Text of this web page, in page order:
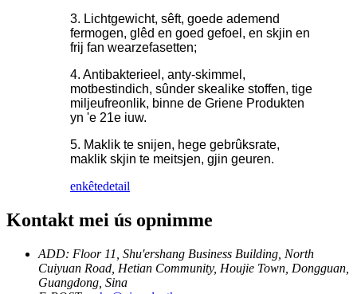
3. Lichtgewicht, sêft, goede ademend
fermogen, glêd en goed gefoel, en skjin en
frij fan wearzefasetten;
4. Antibakterieel, anty-skimmel,
motbestindich, sûnder skealike stoffen, tige
miljeufreonlik, binne de Griene Produkten
yn 'e 21e iuw.
5. Maklik te snijen, hege gebrûksrate,
maklik skjin te meitsjen, gjin geuren.
enkêtedetail
Kontakt mei ús opnimme
ADD: Floor 11, Shu'ershang Business Building, North
Cuiyuan Road, Hetian Community, Houjie Town, Dongguan,
Guangdong, Sina